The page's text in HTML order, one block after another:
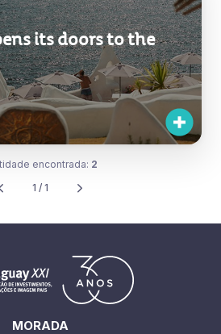
its doors to the
encontrada: 2
1 / 1
MORADA